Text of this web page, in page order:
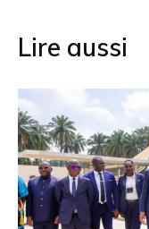
Lire aussi